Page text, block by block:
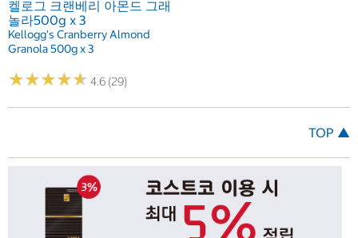
켈로그 크랜베리 아몬드 그래
놀라500g x 3
Kellogg's Cranberry Almond
Granola 500g x 3
★★★★★
★★★★★ 4.6 (29)
TOP ▲